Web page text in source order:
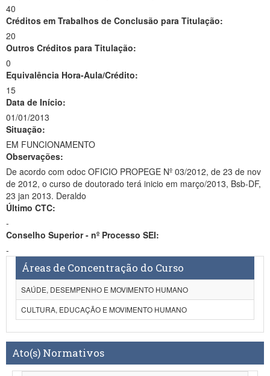
40
Créditos em Trabalhos de Conclusão para Titulação:
20
Outros Créditos para Titulação:
0
Equivalência Hora-Aula/Crédito:
15
Data de Início:
01/01/2013
Situação:
EM FUNCIONAMENTO
Observações:
De acordo com odoc OFICIO PROPEGE Nº 03/2012, de 23 de nov
de 2012, o curso de doutorado terá inicio em março/2013, Bsb-DF,
23 jan 2013. Deraldo
Último CTC:
-
Conselho Superior - nº Processo SEI:
-
Áreas de Concentração do Curso
SAÚDE, DESEMPENHO E MOVIMENTO HUMANO
CULTURA, EDUCAÇÃO E MOVIMENTO HUMANO
Ato(s) Normativos